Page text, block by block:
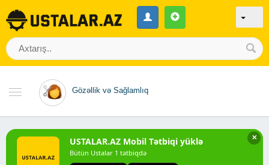
Gözəllik və Sağlamlıq
✕
USTALAR.AZ Mobil Tətbiqi yüklə
Bütün Ustalar 1 tətbiqdə